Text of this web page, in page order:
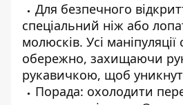
Для безпечного
спеціальний ніж або
молюсків. Усі
обережно, захищаючи
рукавичкою, щоб
Порада: охолодити